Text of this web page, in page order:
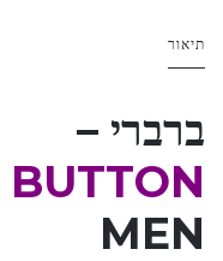
תיאור
ברברי –
BUTTON
MEN